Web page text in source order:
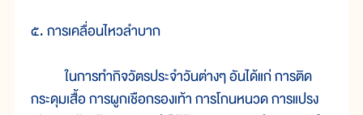
๕. การเคลื่อนไหวลำบาก
ในการทำกิจวัตรประจำวันต่างๆ อันได้แก่ การติด
กระดุมเสื้อ การผูกเชือกรองเท้า การโกนหนวด การแปรง